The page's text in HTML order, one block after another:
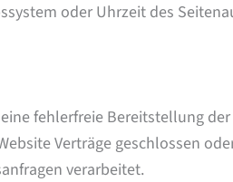
oder Uhrzeit des
fehlerfreie Bereitstellung
Verträge geschlossen
verarbeitet.